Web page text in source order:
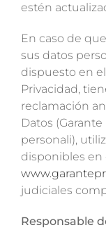
estén
En caso de
sus datos
dispuesto en
Privacidad,
reclamación
Datos
personali),
disponibles en
judiciales
Responsable